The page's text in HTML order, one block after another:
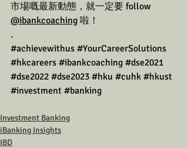
市場嘅最新動態，就一定要 follow
@ibankcoaching 啦！
.
#achievewithus #YourCareerSolutions
#hkcareers #ibankcoaching #dse2021
#dse2022 #dse2023 #hku #cuhk #hkust
#investment #banking
Investment Banking
iBanking Insights
IBD